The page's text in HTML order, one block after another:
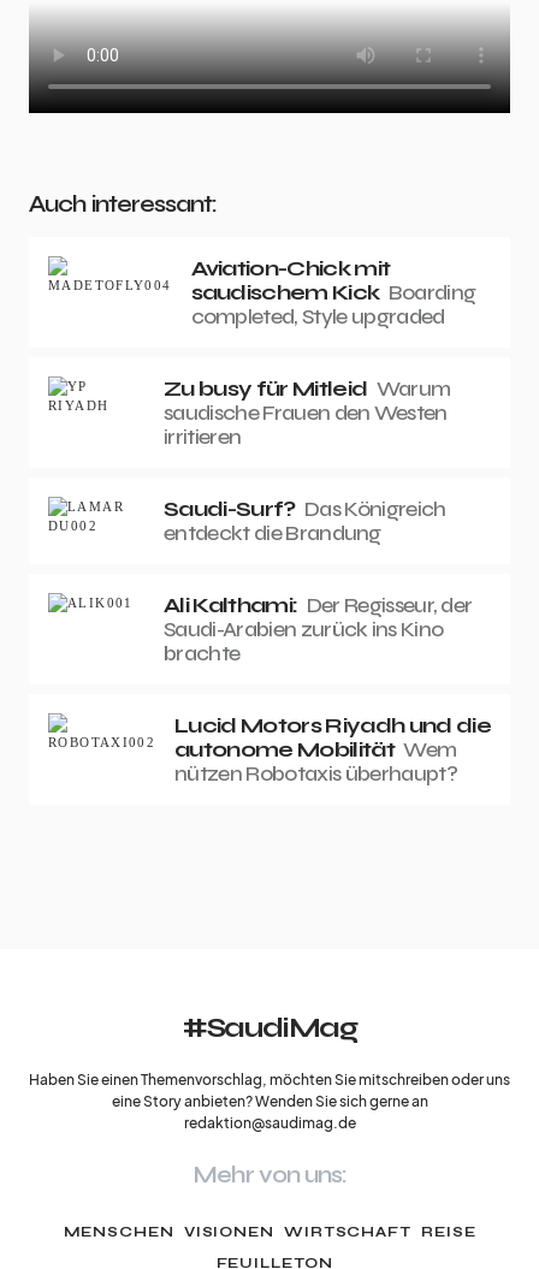
Auch interessant:
Aviation-Chick mit
saudischem Kick Boarding
completed, Style upgraded
Zu busy für Mitleid Warum
saudische Frauen den Westen
irritieren
Saudi-Surf? Das Königreich
entdeckt die Brandung
Ali Kalthami: Der Regisseur, der
Saudi-Arabien zurück ins Kino
brachte
Lucid Motors Riyadh und die
autonome Mobilität Wem
nützen Robotaxis überhaupt?
#SaudiMag
Haben Sie einen Themenvorschlag, möchten Sie mitschreiben oder uns
eine Story anbieten? Wenden Sie sich gerne an
redaktion@saudimag.de
Mehr von uns:
MENSCHEN VISIONEN WIRTSCHAFT
REISE
FEUILLETON